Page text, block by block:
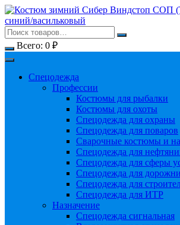
Перейти
к
содержимому
Всего: 0 ₽
Спецодежда
Профессии
Костюмы для рыбалки
Костюмы для охоты
Спецодежда для охраны
Спецодежда для поваров
Сварочные костюмы и
Спецодежда для
Спецодежда для сферы
Спецодежда для
Спецодежда для
Спецодежда для ИТР
Назначение
Спецодежда сигнальная